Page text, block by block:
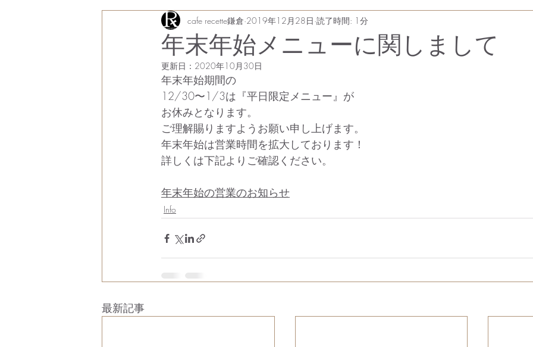
年末年始メニューに関しまして
cafe recette鎌倉 2019年12月28日 読了時間: 1分
更新日： 2020年10月30日
年末年始期間の
12/30〜1/3は『平日限定メニュー』が
お休みとなります。
ご理解賜りますようお願い申し上げます。
年末年始は営業時間を拡大しております！
詳しくは下記よりご確認ください。
年末年始の営業のお知らせ
Info
最新記事